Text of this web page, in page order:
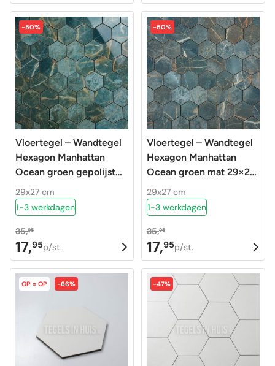
prijs
was:
35,95.
prijs
is:
17,95.
prijs
was:
35,95.
prijs
is:
17,95.
-50%
Vloertegel – Wandtegel
Hexagon Manhattan
Ocean groen gepolijst
29×27 matje
29x27 cm
1-3 werkdagen
35,95
Oorspronkelijke
prijs
was:
35,95.
17,95
Huidige
prijs
is:
17,95.
p/st.
-50%
Vloertegel – Wandtegel
Hexagon Manhattan
Ocean groen mat 29×27
matje R9
29x27 cm
1-3 werkdagen
35,95
Oorspronkelijke
prijs
was:
35,95.
17,95
Huidige
prijs
is:
17,95.
p/st.
OP = OP -66% -47%